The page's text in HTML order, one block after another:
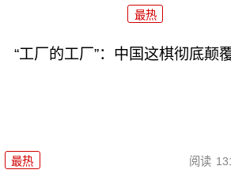
最热
“工厂的工厂”：中国这棋彻底颠
最热 阅读